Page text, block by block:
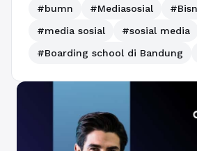
#bumn
#Mediasosial
#media sosial
#sosial media
#Boarding school di Bandung